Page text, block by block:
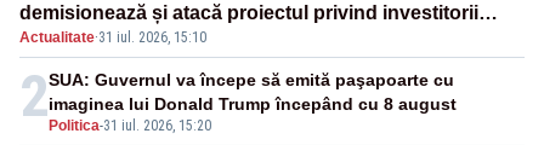
demisionează și atacă proiectul privind investitorii
străini
Actualitate·31 iul. 2026, 15:10
2Politica-31 iul. 2026, 15:20
SUA: Guvernul va începe să emită paşapoarte cu
imaginea lui Donald Trump începând cu 8 august